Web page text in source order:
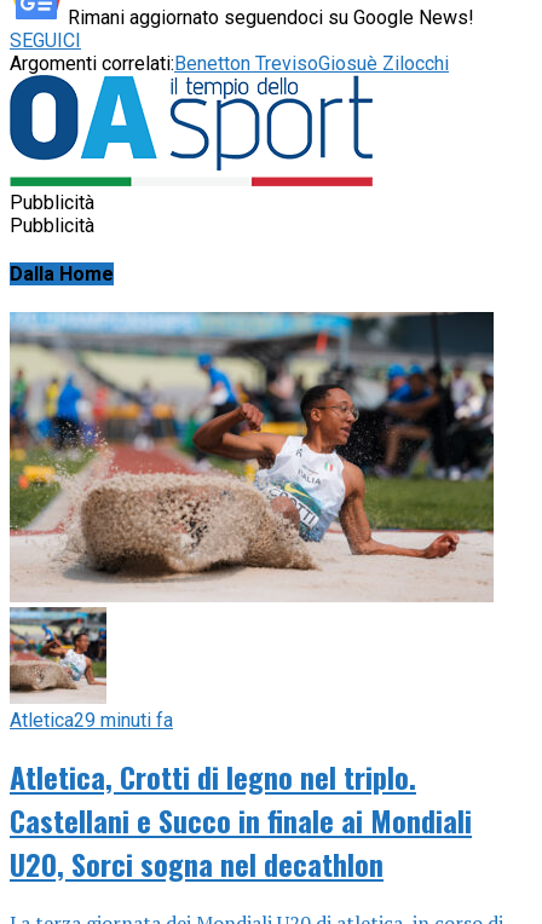
Rimani aggiornato seguendoci su Google News!
SEGUICI
Argomenti correlati:Benetton TrevisoGiosuè Zilocchi
Pubblicità
Pubblicità
Dalla Home
Atletica29 minuti fa
Atletica, Crotti di legno nel triplo.
Castellani e Succo in finale ai Mondiali
U20, Sorci sogna nel decathlon